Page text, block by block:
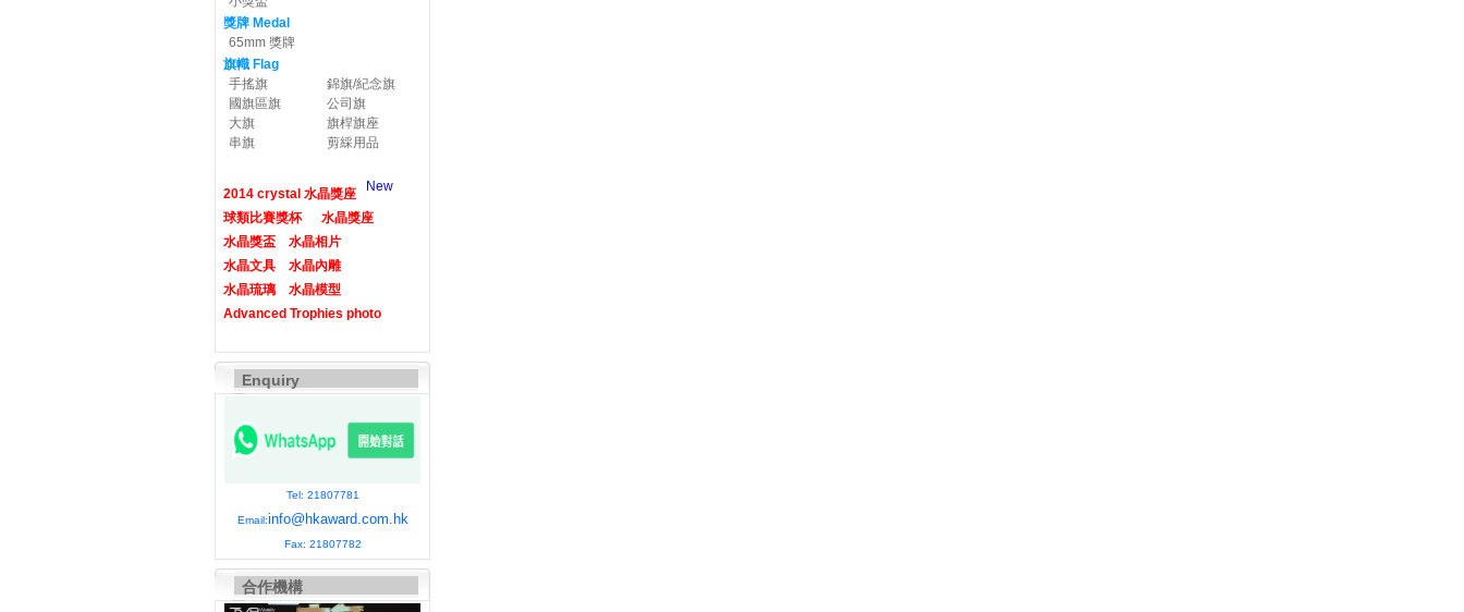
獎牌 Medal
65mm 獎牌
旗幟 Flag
手搖旗
錦旗/紀念旗
國旗區旗
公司旗
大旗
旗桿旗座
串旗
剪綵用品
2014 crystal 水晶獎座 New
球類比賽獎杯
水晶獎座
水晶獎盃
水晶相片
水晶文具
水晶內雕
水晶琉璃
水晶模型
Advanced Trophies photo
Enquiry
Tel: 21807781
Email:info@hkaward.com.hk
Fax: 21807782
合作機構